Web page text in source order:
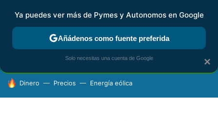
FISCALIDAD Y CONTABILIDAD KIT DIGITAL RENTA
HOY SE HABLA DE
Dinero Precios Energía eólica
×
Ya puedes ver más de Pymes y Autonomos en Google
Añádenos como fuente preferida
Solo necesitas una cuenta de Google